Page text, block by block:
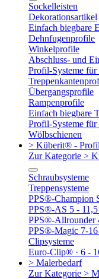
Sockelleisten
Dekorationsartikel
Einfach biegbare
Dehnfugenprofile
Winkelprofile
Abschluss- und
Profil-Systeme
Übergangsprofile
Rampenprofile
Einfach biegbare
Profil-Systeme
Wölbschienen
> Küberit® -
Zur Kategorie >
Schraubsysteme
Treppensysteme
PPS®-Champion
PPS®-AS 5 -
PPS®-Allrounder
PPS®-Magic 7-
Clipsysteme
Euro-Clip® · 6 -
> Malerbedarf
Zur Kategorie >